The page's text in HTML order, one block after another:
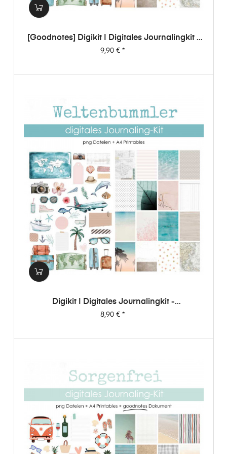
[Goodnotes] Digikit | Digitales Journalingkit -
Weltenbummler
Preis
9,90 €*
Digikit | Digitales Journalingkit -
Weltenbummler
Preis
8,90 €*